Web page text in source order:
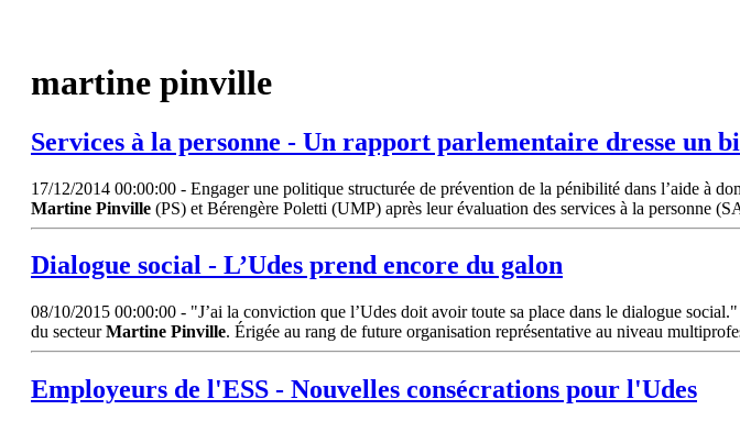
martine pinville
Services à la personne - Un rapport parlementaire dresse un
17/12/2014 00:00:00 - Engager une politique structurée de prévention de la pénibilité dans l’aide à
Martine Pinville (PS) et Bérengère Poletti (UMP) après leur évaluation des services à la personne
Dialogue social - L’Udes prend encore du galon
08/10/2015 00:00:00 - "J’ai la conviction que l’Udes doit avoir toute sa place dans le dialogue
du secteurMartine Pinville. Érigée au rang de future organisation représentative au niveau
Employeurs de l'ESS - Nouvelles consécrations pour l'Udes